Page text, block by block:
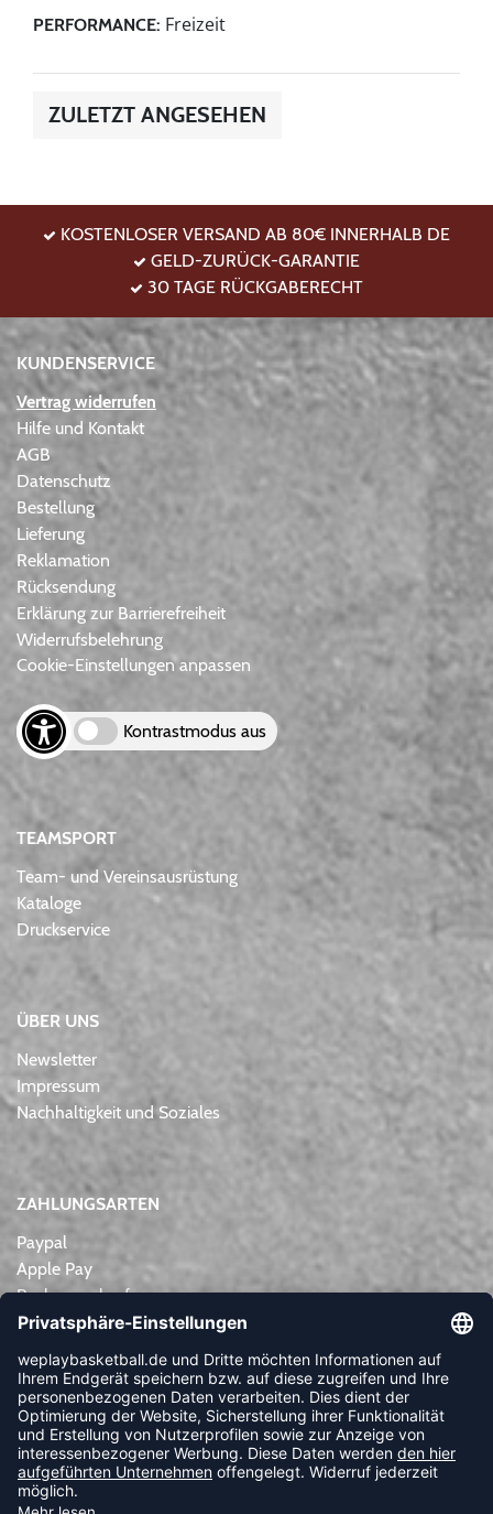
PERFORMANCE: Freizeit
ZULETZT ANGESEHEN
KOSTENLOSER VERSAND AB 80€ INNERHALB DE
GELD-ZURÜCK-GARANTIE
30 TAGE RÜCKGABERECHT
KUNDENSERVICE
Vertrag widerrufen
Hilfe und Kontakt
AGB
Datenschutz
Bestellung
Lieferung
Reklamation
Rücksendung
Erklärung zur Barrierefreiheit
Widerrufsbelehrung
Cookie-Einstellungen anpassen
Kontrastmodus aus
TEAMSPORT
Team- und Vereinsausrüstung
Kataloge
Druckservice
ÜBER UNS
Newsletter
Impressum
Nachhaltigkeit und Soziales
ZAHLUNGSARTEN
Paypal
Apple Pay
Rechnungskauf
Lastschrift
Kreditkarte
Vorkasse
NEWSLETTER